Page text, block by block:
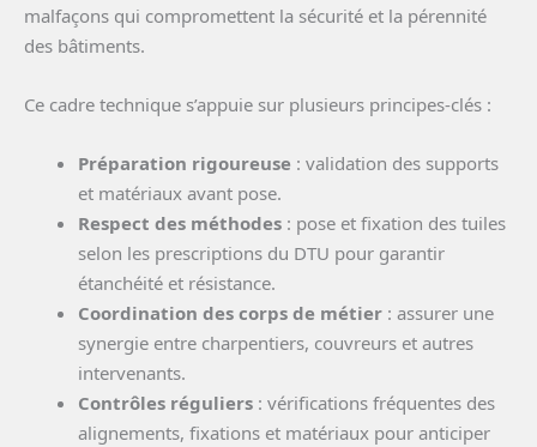
malfaçons qui compromettent la sécurité et la pérennité
des bâtiments.
Ce cadre technique s’appuie sur plusieurs principes-clés :
Préparation rigoureuse : validation des supports
et matériaux avant pose.
Respect des méthodes : pose et fixation des tuiles
selon les prescriptions du DTU pour garantir
étanchéité et résistance.
Coordination des corps de métier : assurer une
synergie entre charpentiers, couvreurs et autres
intervenants.
Contrôles réguliers : vérifications fréquentes des
alignements, fixations et matériaux pour anticiper